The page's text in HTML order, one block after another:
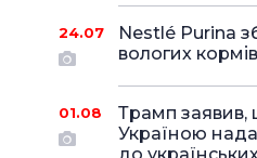
24.07
Nestlé Purina
вологих
01.08
Трамп заявив,
Україною